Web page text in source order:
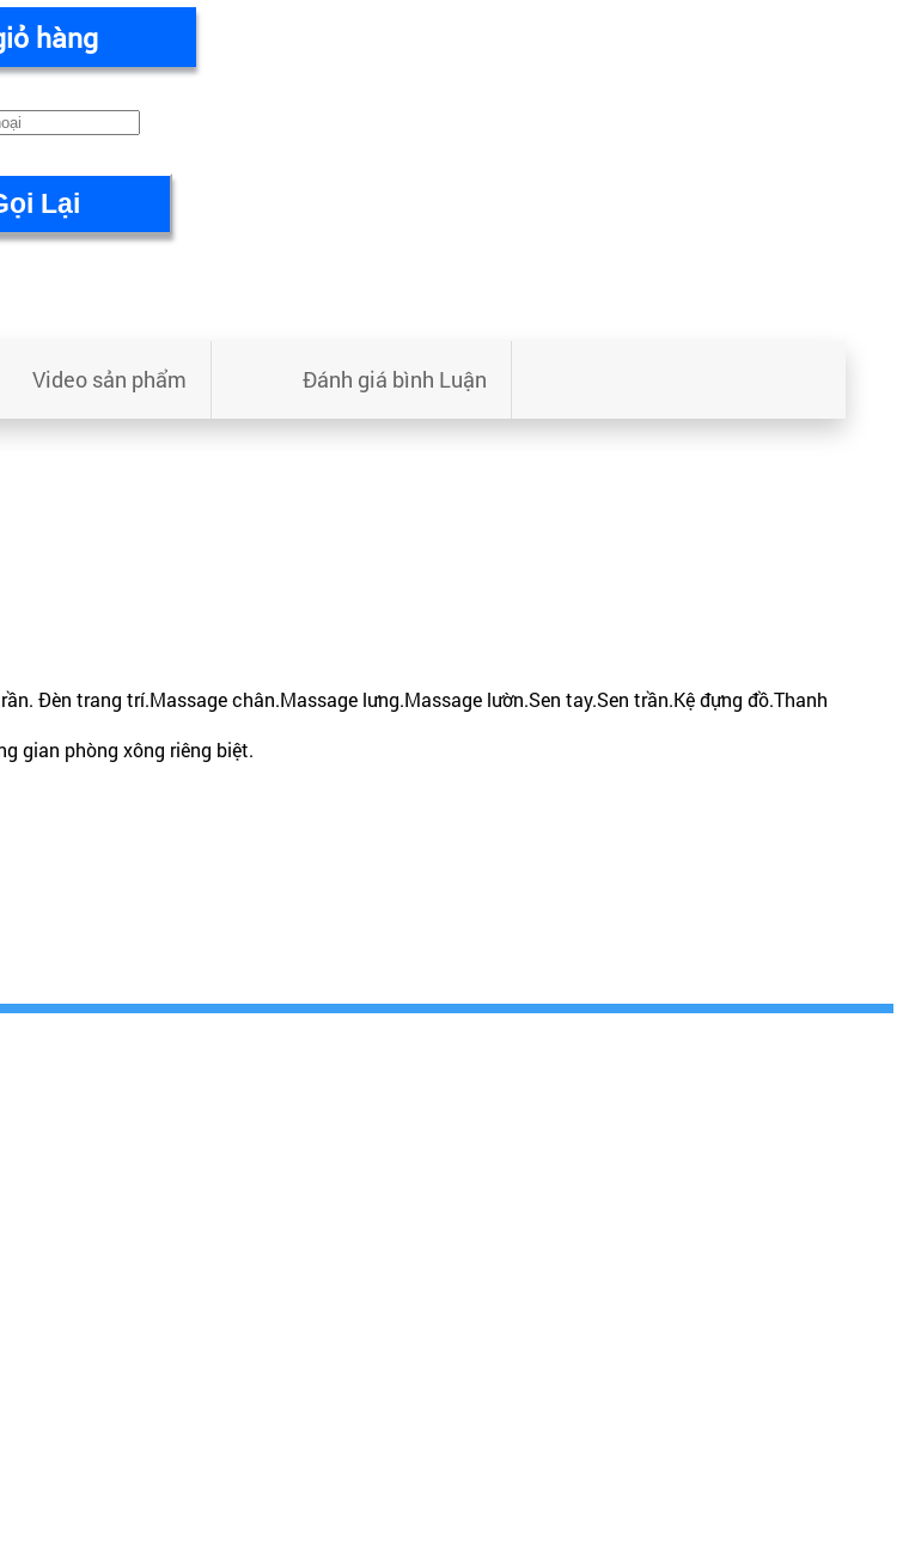
hàng
Video sản phẩm Đánh giá bình Luận
Đèn trang trí.Massage chân.Massage lưng.Massage lườn.Sen tay.Sen trần.Kệ đựng đồ.Thanh
gian phòng xông riêng biệt.